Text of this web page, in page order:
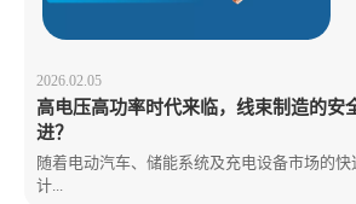
2026.02.05
高电压高功率时代来临，线束制造的安
进？
随着电动汽车、储能系统及充电设备市场的
计...